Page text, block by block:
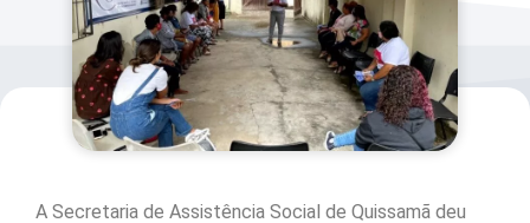
A Secretaria de Assistência Social de Quissamã deu